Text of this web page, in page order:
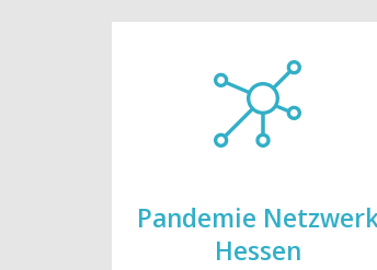
Pandemie
Hessen